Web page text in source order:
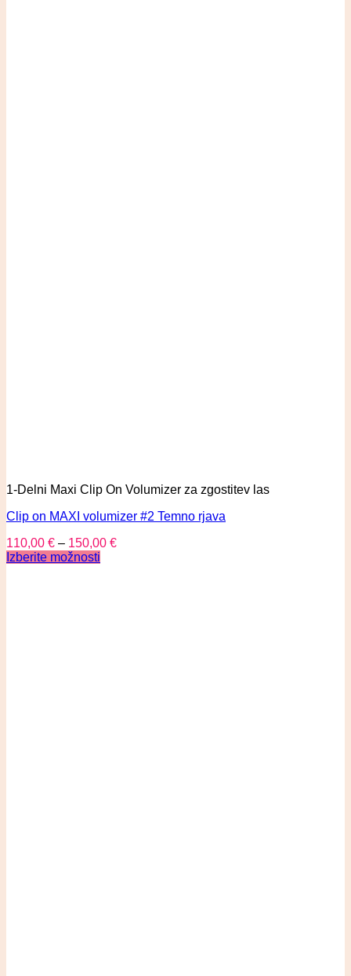
1-Delni Maxi Clip On Volumizer za zgostitev las
Clip on MAXI volumizer #2 Temno rjava
110,00 € – 150,00 €
Izberite možnosti